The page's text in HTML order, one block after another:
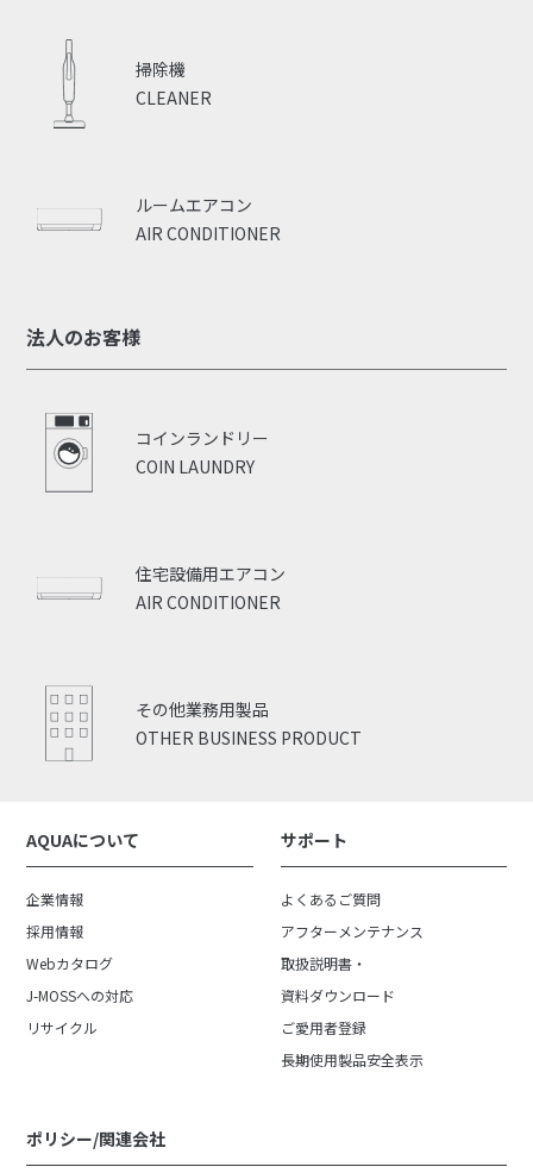
CLEANER
掃除機
AIR CONDITIONER
ルームエアコン
法人のお客様
COIN LAUNDRY
コインランドリー
AIR CONDITIONER
住宅設備用エアコン
OTHER BUSINESS PRODUCT
その他業務用製品
AQUAについて
企業情報
採用情報
Webカタログ
J-MOSSへの対応
リサイクル
サポート
よくあるご質問
アフターメンテナンス
取扱説明書・
資料ダウンロード
ご愛用者登録
長期使用製品安全表示
ポリシー/関連会社